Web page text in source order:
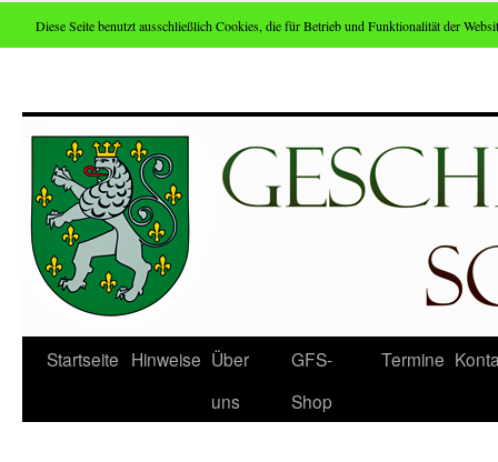
Zum
Inhalt
Startseite Hinweise Über
uns
GFS-
Shop
Termine
Diese Seite benutzt ausschließlich Cookies, die für Betrieb und Funktionalität der